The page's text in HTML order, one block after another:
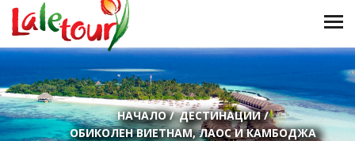
НАЧАЛО/ ДЕСТИНАЦИИ/
ОБИКОЛЕН ВИЕТНАМ, ЛАОС И КАМБОДЖА